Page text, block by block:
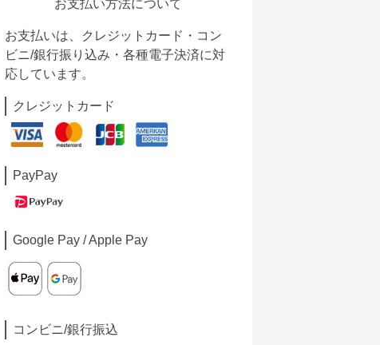
お支払い方法について
お支払いは、クレジットカード・コン
ビニ/銀行振り込み・各種電子決済に対
応しています。
クレジットカード
PayPay
Google Pay / Apple Pay
コンビニ/銀行振込